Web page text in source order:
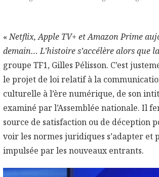
«Netflix, Apple TV+ et Amazon Prime
demain… L’histoire s’accélère alors que
groupe TF1, Gilles Pélisson. C’est
le projet de loi relatif à la
culturelle à l’ère numérique, de son
examiné par l’Assemblée nationale. Il
source de satisfaction ou de déception
voir les normes juridiques s’adapter et
impulsée par les nouveaux entrants.